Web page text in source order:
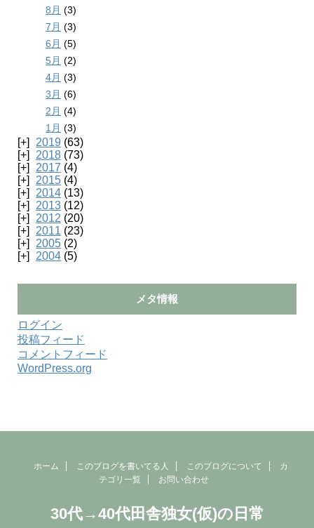
8月 (3)
7月 (3)
6月 (5)
5月 (2)
4月 (3)
3月 (6)
2月 (4)
1月 (3)
2019 (63)
2018 (73)
2017 (4)
2015 (4)
2014 (13)
2013 (12)
2012 (20)
2011 (23)
2005 (2)
2004 (5)
メタ情報
ログイン
投稿フィード
コメントフィード
WordPress.org
ホーム このブログを書いてる人 このブログについて
カ
テゴリ一覧
お問い合わせ
30代→40代田舎独女(仮)の日常